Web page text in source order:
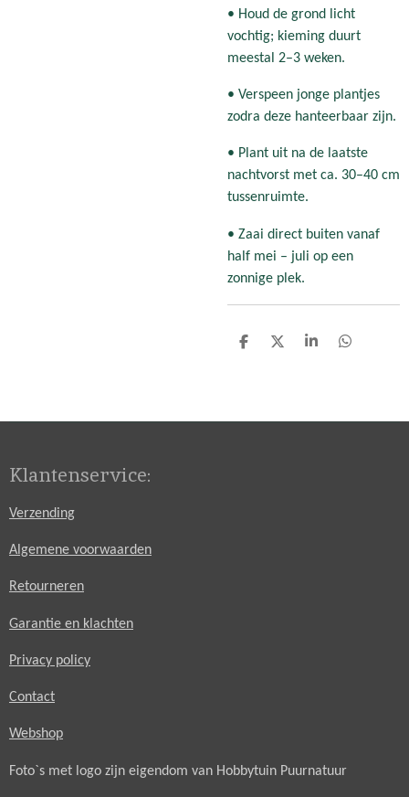
• Houd de grond licht
vochtig; kieming duurt
meestal 2–3 weken.
• Verspeen jonge plantjes
zodra deze hanteerbaar zijn.
• Plant uit na de laatste
nachtvorst met ca. 30–40 cm
tussenruimte.
• Zaai direct buiten vanaf
half mei – juli op een
zonnige plek.
D
D
S
D
Klantenservice:
Verzending
Algemene voorwaarden
Retourneren
Garantie en klachten
Privacy policy
Contact
Webshop
Foto`s met logo zijn eigendom van Hobbytuin Puurnatuur